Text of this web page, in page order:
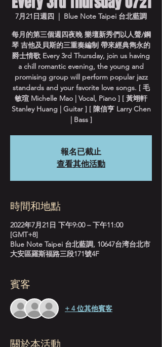
7月21日週四
  |
Blue Note Taipei 台北藍調
每月的第三個週四夜晚 樂壇新秀們以人聲/鋼
琴 吉他及貝斯的三重奏編制 帶來經典雋永的
爵士情歌 Every 3rd Thursday, join us having
a chill romantic evening, the young and
promising group will perform popular jazz
standards and your favorite love songs. [ 毛
敏瑄 Michelle Mao | Vocal, Piano ] [ 黃翊軒
Stanley Huang | Guitar ] [ 陳信亨 Larry Chen
| Bass ]
報名已截止
查看其他活動
時間和地點
2022年7月21日 下午9:00 – 下午11:00
[GMT+8]
Blue Note Taipei 台北藍調, 10647台湾台北市
大安區羅斯福路三段171號4F
賓客
+ 4 位其他賓客
關於本活動